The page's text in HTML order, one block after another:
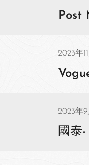
Post
2023年
2023年9
國泰